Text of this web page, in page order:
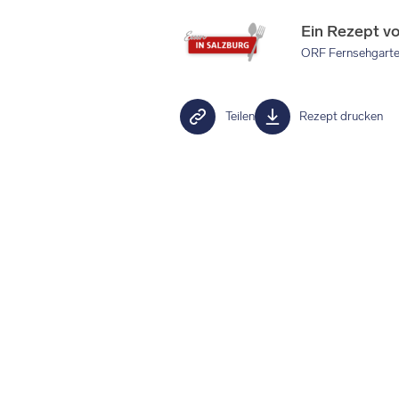
Ein Rezept
ORF
Teilen Rezept drucken